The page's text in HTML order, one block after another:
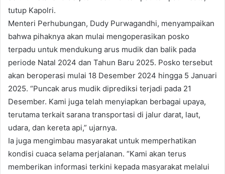
tutup Kapolri.
Menteri Perhubungan, Dudy Purwagandhi, menyampaikan
bahwa pihaknya akan mulai mengoperasikan posko
terpadu untuk mendukung arus mudik dan balik pada
periode Natal 2024 dan Tahun Baru 2025. Posko tersebut
akan beroperasi mulai 18 Desember 2024 hingga 5 Januari
2025. “Puncak arus mudik diprediksi terjadi pada 21
Desember. Kami juga telah menyiapkan berbagai upaya,
terutama terkait sarana transportasi di jalur darat, laut,
udara, dan kereta api,” ujarnya.
Ia juga mengimbau masyarakat untuk memperhatikan
kondisi cuaca selama perjalanan. “Kami akan terus
memberikan informasi terkini kepada masyarakat melalui